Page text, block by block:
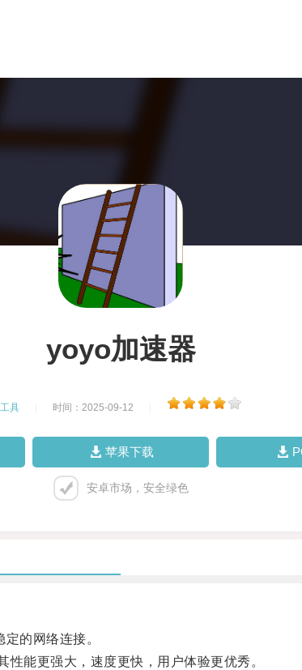
yoyo加速器
工具 时间：2025-09-12
苹果下载
安卓市场，安全绿色
的网络连接。
能更强大，速度更快，用户体验更优秀。